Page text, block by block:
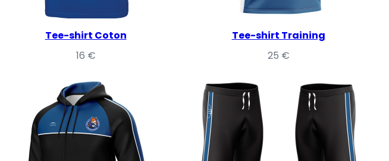
Tee-shirt Coton
16 €
Tee-shirt Training
25 €